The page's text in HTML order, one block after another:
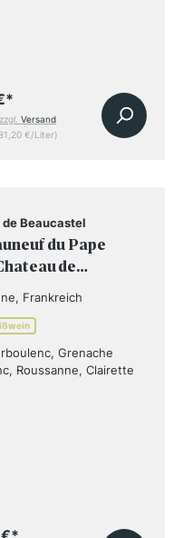
*
Versand
€/Liter)
Beaucastel
du Pape
de
2023 BIO
Frankreich
Grenache
Roussanne, Clairette